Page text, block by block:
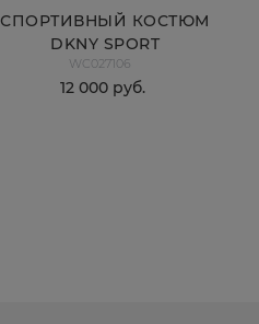
СПОРТИВНЫЙ КОСТЮМ
DKNY SPORT
WC027106
12 000 руб.